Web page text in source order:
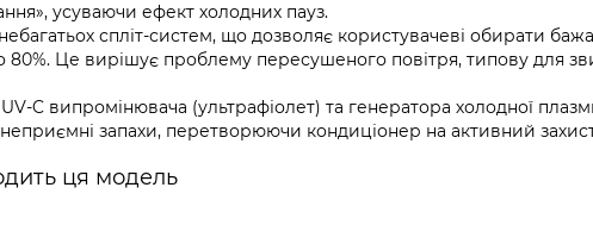
усуваючи ефект холодних пауз.
спліт-систем, що дозволяє користувачеві обирати
80%. Це вирішує проблему пересушеного повітря, типову для
C випромінювача (ультрафіолет) та генератора холодної
неприємні запахи, перетворюючи кондиціонер на активний
ця модель